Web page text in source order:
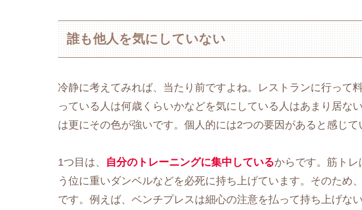
誰も他人を気にしていない
冷静に考えてみれば、当たり前ですよね。レストランに行って
っている人は何歳くらいかなどを気にしている人はあまり居な
は更にその色が強いです。個人的には2つの要因があると感じて
1つ目は、 自分のトレーニングに集中しているからです。筋トレ
う位に重いダンベルなどを必死に持ち上げています。そのため
です。例えば、ベンチプレスは細心の注意を払って持ち上げな